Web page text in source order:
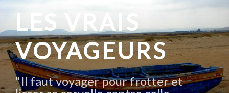
contenu
principal
LES VRAIS
VOYAGEURS
"Il faut voyager pour frotter et